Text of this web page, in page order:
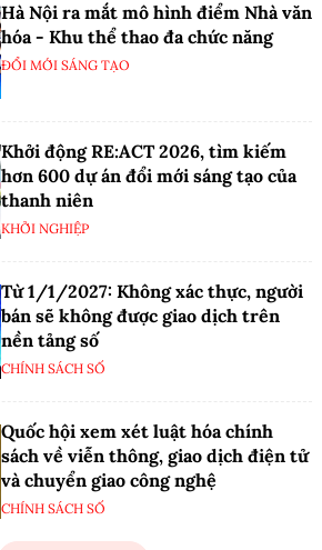
Hà Nội ra mắt mô hình điểm Nhà văn
hóa - Khu thể thao đa chức năng
ĐỔI MỚI SÁNG TẠO
Khởi động RE:ACT 2026, tìm kiếm
hơn 600 dự án đổi mới sáng tạo của
thanh niên
KHỞI NGHIỆP
Từ 1/1/2027: Không xác thực, người
bán sẽ không được giao dịch trên
nền tảng số
CHÍNH SÁCH SỐ
Quốc hội xem xét luật hóa chính
sách về viễn thông, giao dịch điện tử
và chuyển giao công nghệ
CHÍNH SÁCH SỐ